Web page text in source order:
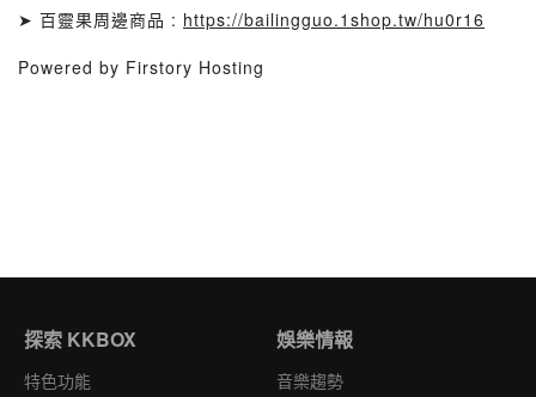
➤ 百靈果周邊商品 : https://bailingguo.1shop.tw/hu0r16
Powered by Firstory Hosting
探索 KKBOX
特色功能
娛樂情報
音樂趨勢